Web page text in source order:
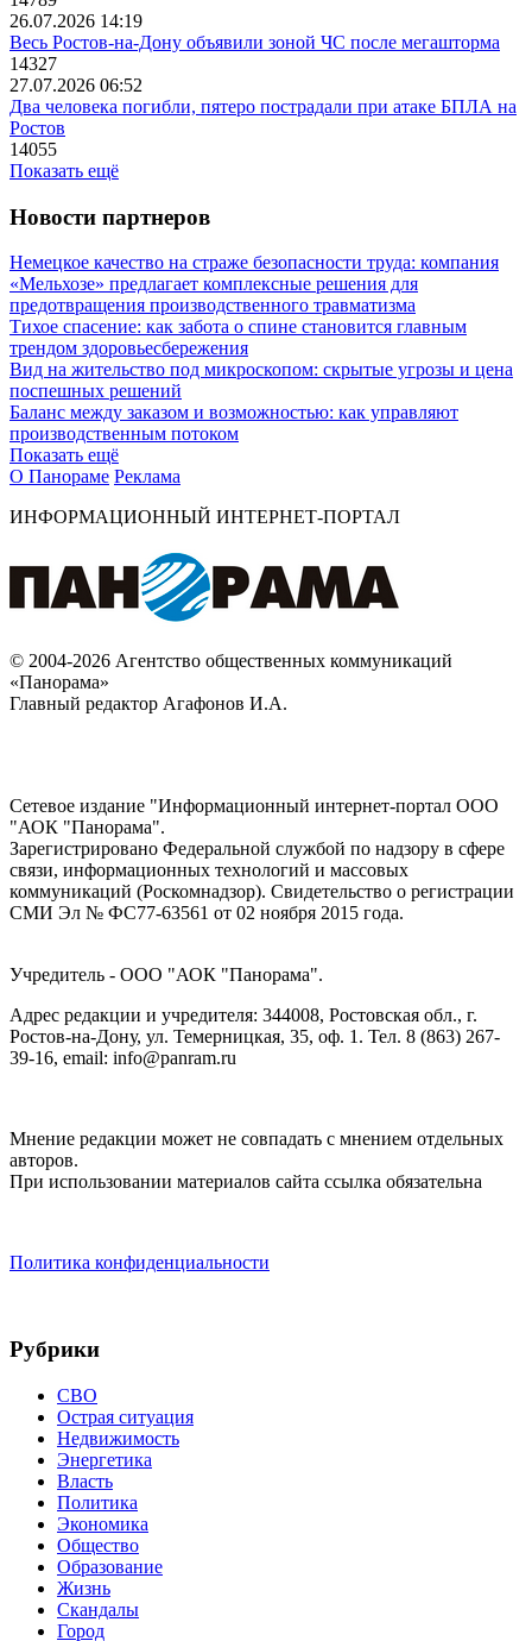
26.07.2026 14:19
Весь Ростов-на-Дону объявили зоной ЧС после мегашторма
14327
27.07.2026 06:52
Два человека погибли, пятеро пострадали при атаке БПЛА на
Ростов
14055
Показать ещё
Новости партнеров
Немецкое качество на страже безопасности труда: компания
«Мельхозе» предлагает комплексные решения для
предотвращения производственного травматизма
Тихое спасение: как забота о спине становится главным
трендом здоровьесбережения
Вид на жительство под микроскопом: скрытые угрозы и цена
поспешных решений
Баланс между заказом и возможностью: как управляют
производственным потоком
Показать ещё
О Панораме Реклама
ИНФОРМАЦИОННЫЙ ИНТЕРНЕТ-ПОРТАЛ
© 2004-2026 Агентство общественных коммуникаций
«Панорама»
Главный редактор Агафонов И.А.
Сетевое издание "Информационный интернет-портал ООО
"АОК "Панорама".
Зарегистрировано Федеральной службой по надзору в сфере
связи, информационных технологий и массовых
коммуникаций (Роскомнадзор). Cвидетельство о регистрации
СМИ Эл № ФС77-63561 от 02 ноября 2015 года.
Учредитель - ООО "АОК "Панорама".
Адрес редакции и учредителя: 344008, Ростовская обл., г.
Ростов-на-Дону, ул. Темерницкая, 35, оф. 1. Тел. 8 (863) 267-
39-16, email: info@panram.ru
Мнение редакции может не совпадать с мнением отдельных
авторов.
При использовании материалов сайта ссылка обязательна
Политика конфиденциальности
Рубрики
СВО
Острая ситуация
Недвижимость
Энергетика
Власть
Политика
Экономика
Общество
Образование
Жизнь
Скандалы
Город